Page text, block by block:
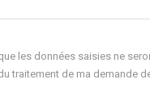
les données saisies ne
traitement de ma demande